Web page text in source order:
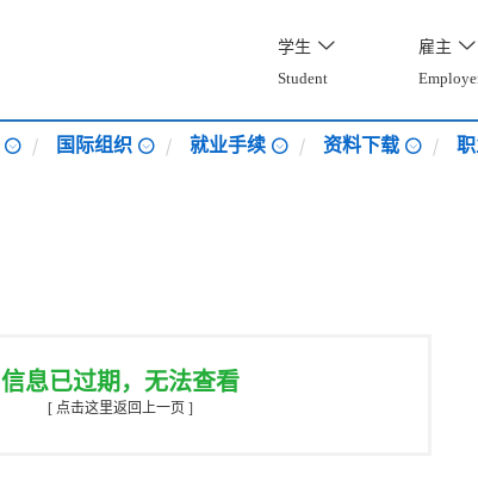
学生
Student
雇主
国际组织 就业手续 资料下载
信息已过期，无法查看
[ 点击这里返回上一页 ]